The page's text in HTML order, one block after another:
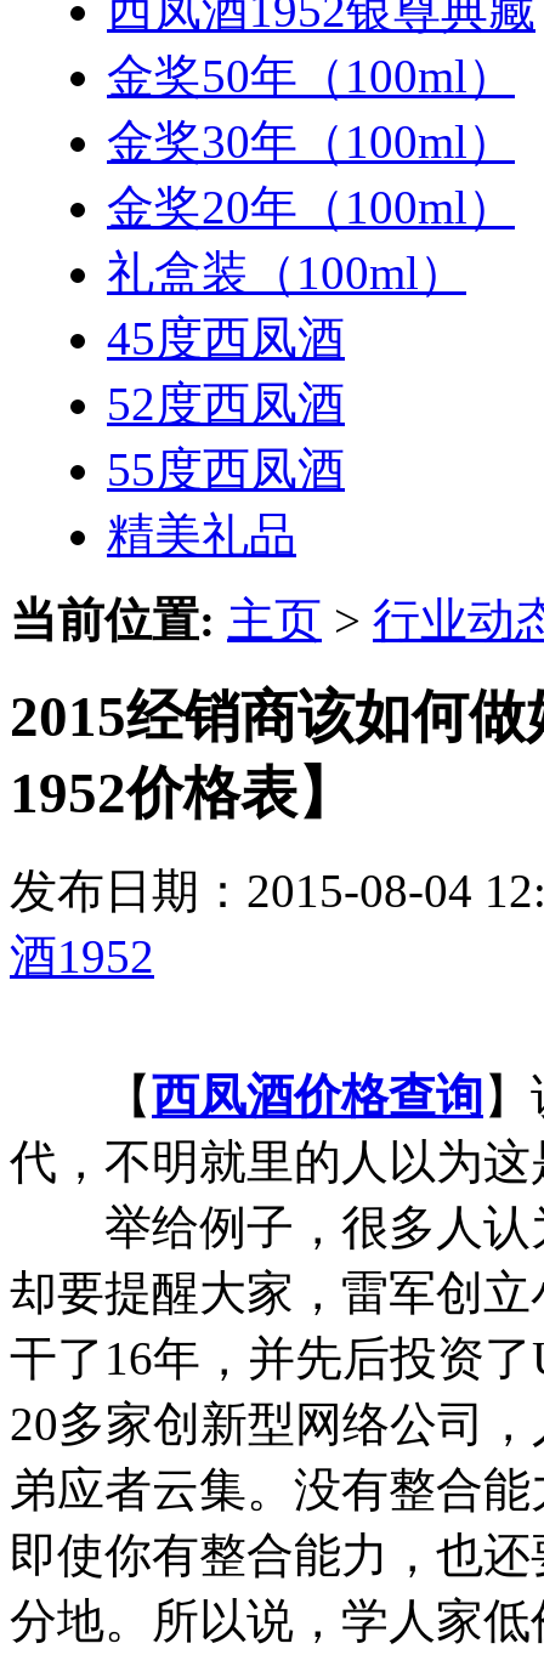
金奖50年（100ml）
金奖30年（100ml）
金奖20年（100ml）
礼盒装（100ml）
45度西凤酒
52度西凤酒
55度西凤酒
精美礼品
当前位置: 主页 > 行业动
2015经销商该如何
1952价格表】
发布日期：2015-08-04
酒1952
【西凤酒价格查询
代，不明就里的人以为
举给例子，很多人认
却要提醒大家，雷军创
干了16年，并先后投资
20多家创新型网络公司
弟应者云集。没有整合
即使你有整合能力，也
分地。所以说，学人家